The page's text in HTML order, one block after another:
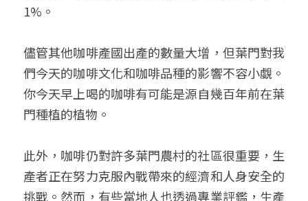
1%。
儘管其他咖啡產國出產的數量大增，但葉門對我
們今天的咖啡文化和咖啡品種的影響不容小覷。
你今天早上喝的咖啡有可能是源自幾百年前在葉
門種植的植物。
此外，咖啡仍對許多葉門農村的社區很重要，生
產者正在努力克服內戰帶來的經濟和人身安全的
挑戰。然而，有些當地人也透過專業評鑑，生產